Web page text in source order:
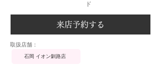
ド
来店予約する
​取扱店舗：
石岡 イオン釧路店